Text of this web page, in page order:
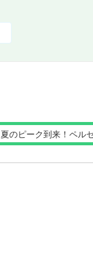
到来！ペルセウス